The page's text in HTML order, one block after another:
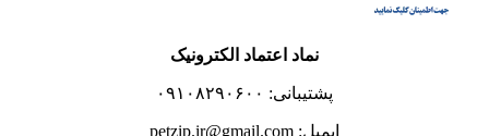
نماد اعتماد الکترونیک
پشتیبانی: ۰۹۱۰۸۲۹۰۶۰۰
ایمیل: petzip.ir@gmail.com